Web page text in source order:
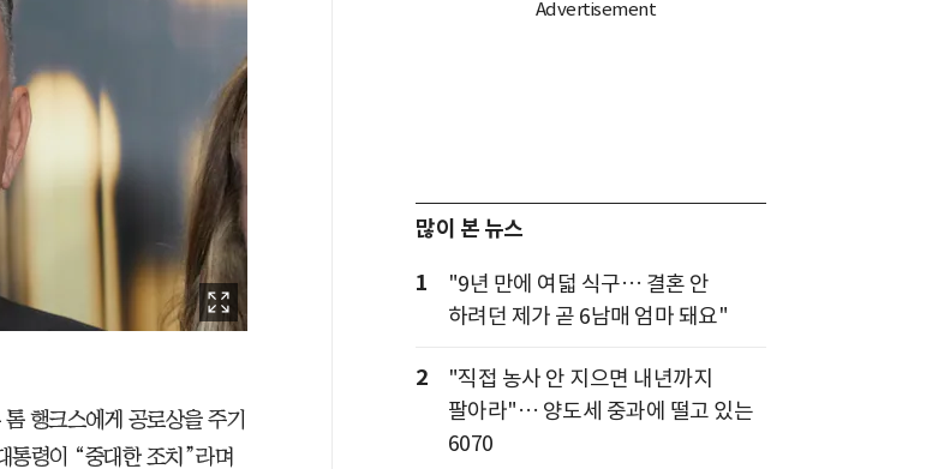
행크스에게 공로상을 주기
통령이 “중대한 조치”라며
많이 본 뉴스
1
"9년 만에 여덟 식구… 결혼 안
하려던 제가 곧 6남매 엄마 돼요"
2
"직접 농사 안 지으면 내년까지
팔아라"… 양도세 중과에 떨고 있는
6070